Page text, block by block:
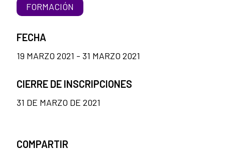
FORMACIÓN
FECHA
19 MARZO 2021 - 31 MARZO 2021
CIERRE DE INSCRIPCIONES
31 DE MARZO DE 2021
COMPARTIR